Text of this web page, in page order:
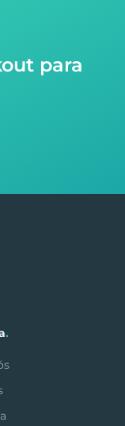
para
.